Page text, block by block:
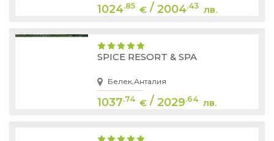
1024.85 € / 2004.43 лв.
SPICE RESORT & SPA
Белек,Анталия
1037.74 € / 2029.64 лв.